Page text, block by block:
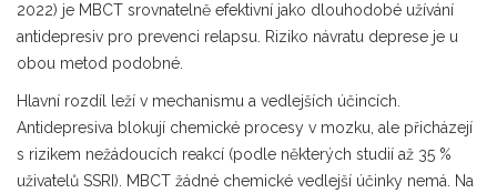
2022) je MBCT srovnatelně efektivní jako dlouhodobé užívání
antidepresiv pro prevenci relapsu. Riziko návratu deprese je u
obou metod podobné.
Hlavní rozdíl leží v mechanismu a vedlejších účincích.
Antidepresiva blokují chemické procesy v mozku, ale přicházejí
s rizikem nežádoucích reakcí (podle některých studií až 35 %
uživatelů SSRI). MBCT žádné chemické vedlejší účinky nemá. Na